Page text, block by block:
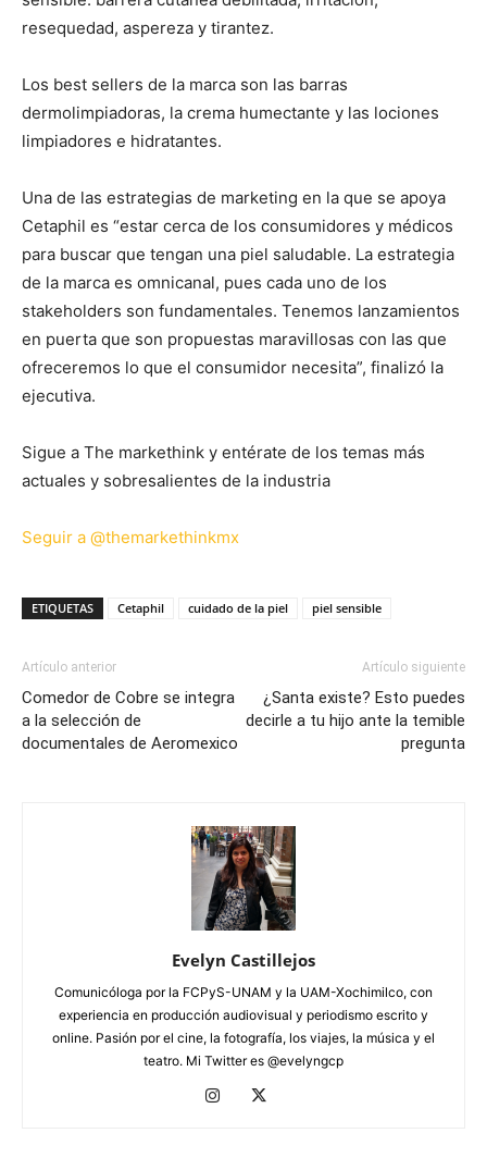
resequedad, aspereza y tirantez.
Los best sellers de la marca son las barras
dermolimpiadoras, la crema humectante y las lociones
limpiadores e hidratantes.
Una de las estrategias de marketing en la que se apoya
Cetaphil es “estar cerca de los consumidores y médicos
para buscar que tengan una piel saludable. La estrategia
de la marca es omnicanal, pues cada uno de los
stakeholders son fundamentales. Tenemos lanzamientos
en puerta que son propuestas maravillosas con las que
ofreceremos lo que el consumidor necesita”, finalizó la
ejecutiva.
Sigue a The markethink y entérate de los temas más
actuales y sobresalientes de la industria
Seguir a @themarkethinkmx
ETIQUETAS Cetaphil cuidado de la piel piel sensible
Artículo anterior
Comedor de Cobre se integra
a la selección de
documentales de Aeromexico
Artículo siguiente
¿Santa existe? Esto puedes
decirle a tu hijo ante la temible
pregunta
Evelyn Castillejos
Comunicóloga por la FCPyS-UNAM y la UAM-Xochimilco, con
experiencia en producción audiovisual y periodismo escrito y
online. Pasión por el cine, la fotografía, los viajes, la música y el
teatro. Mi Twitter es @evelyngcp